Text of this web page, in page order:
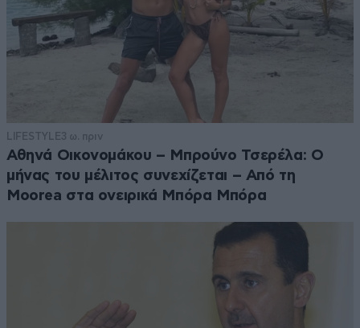
LIFESTYLE3 ω. πριν
Αθηνά Οικονομάκου – Μπρούνο Τσερέλα: Ο
μήνας του μέλιτος συνεχίζεται – Από τη
Moorea στα ονειρικά Μπόρα Μπόρα